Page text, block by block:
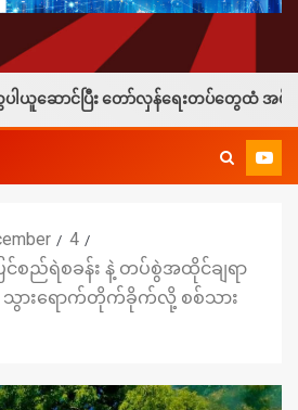
တော်လှန်ရေးတပ်တွေထံ အပ်နှံလို့ သိန်းတစ်ရ
4
င်စည်ရဲစခန်း နဲ့ တပ်စွဲအထိုင်ချရာ
သွားရောက်တိုက်ခိုက်လို့ စစ်သား